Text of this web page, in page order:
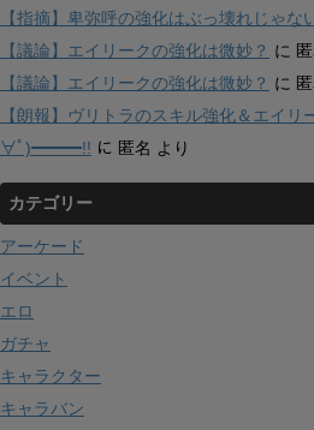
【指摘】卑弥呼の強化はぶっ壊れじゃな
【議論】エイリークの強化は微妙？ に
【議論】エイリークの強化は微妙？ に
【朗報】ヴリトラのスキル強化＆エイ
∀ﾟ)━━━!! に 匿名 より
カテゴリー
アーケード
イベント
エロ
ガチャ
キャラクター
キャラバン